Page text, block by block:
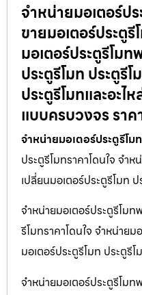
จำหน่ายมอเตอร์ป
ขายมอเตอร์ประตูรี
มอเตอร์ประตูรีโม
ประตูรีโมท ประตู
ประตูรีโมทและอะ
แบบครบวงจร รา
จำหน่ายมอเตอร์ประตูรีโ
ประตูรีโมทราคาโดนใจ จำ
เปลี่ยนมอเตอร์ประตูรีโมท
จำหน่ายมอเตอร์ประตูรีโม
รีโมทราคาโดนใจ จำหน่าย
มอเตอร์ประตูรีโมท ประตูรี
จำหน่ายมอเตอร์ประตูรีโม